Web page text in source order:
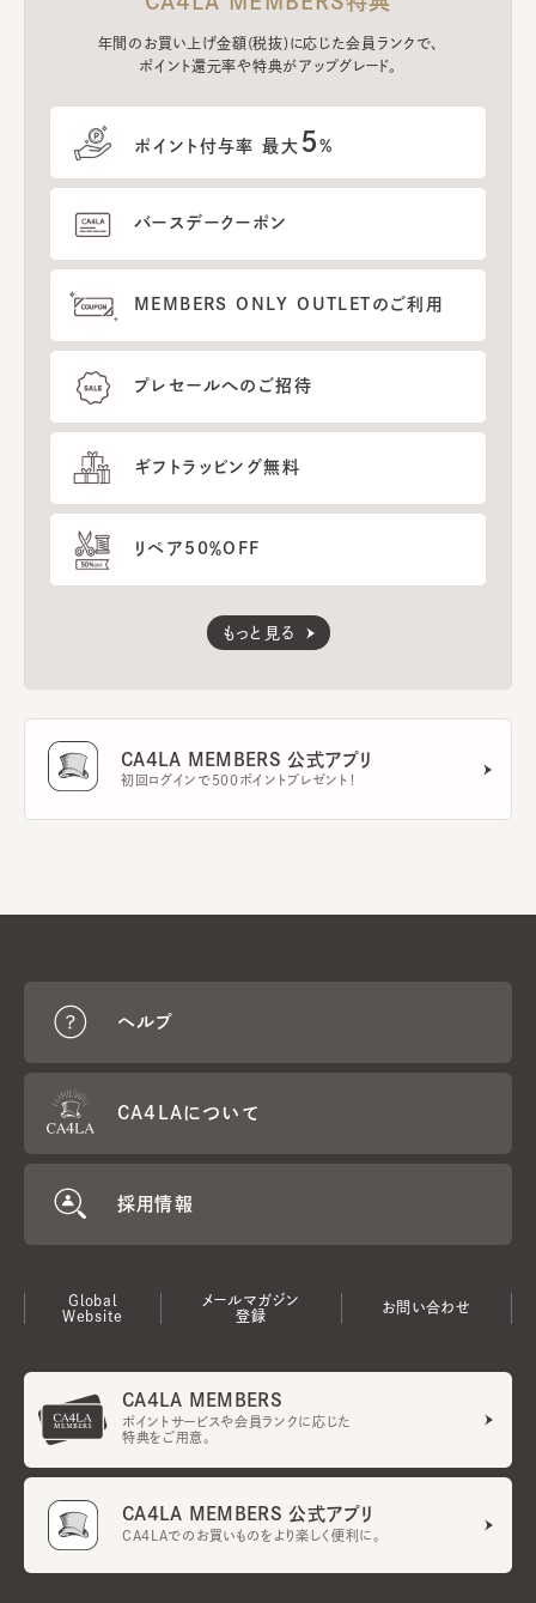
年間のお買い上げ金額(税抜)に応じた会員ランクで、
ポイント還元率や特典がアップグレード。
ポイント付与率 最大 5%
バースデークーポン
MEMBERS ONLY OUTLETのご利用
プレセールへのご招待
ギフトラッピング無料
リペア50％OFF
もっと見る
CA4LA MEMBERS 公式アプリ
初回ログインで500ポイントプレゼント！
ヘルプ
CA4LAについて
採用情報
Global
Website
メールマガジン
登録
お問い合わせ
CA4LA MEMBERS
ポイントサービスや会員ランクに応じた
特典をご用意。
CA4LA MEMBERS 公式アプリ
CA4LAでのお買いものをより楽しく便利に。